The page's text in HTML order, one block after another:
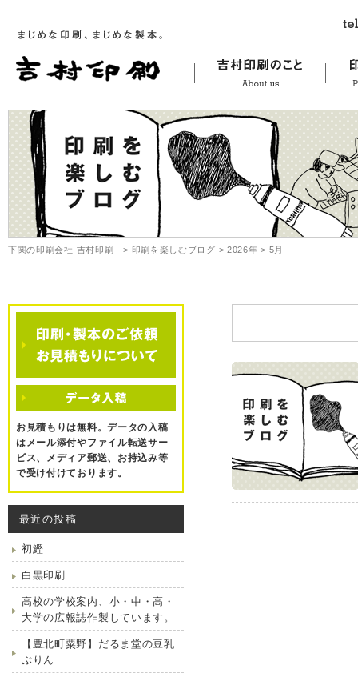
下関の印刷会社 吉村印刷 > 印刷を楽しむブログ > 2026年 > 5月
お見積もりは無料。データの入稿
はメール添付やファイル転送サー
ビス、メディア郵送、お持込み等
で受け付けております。
最近の投稿
初鰹
白黒印刷
高校の学校案内、小・中・高・
大学の広報誌作製しています。
【豊北町粟野】だるま堂の豆乳
ぷりん